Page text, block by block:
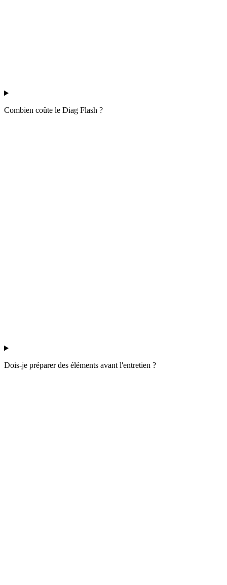
Combien coûte le Diag Flash ?
Dois-je préparer des éléments avant l'entretien ?